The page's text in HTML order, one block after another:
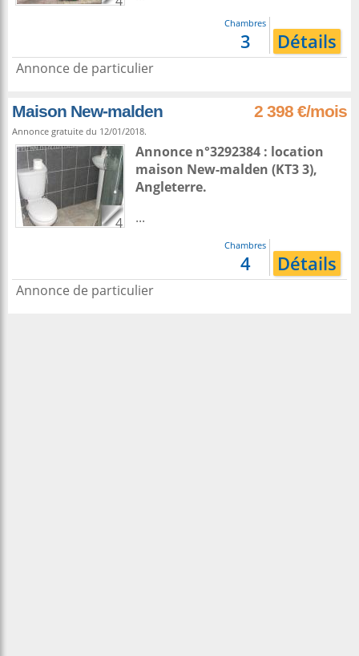
Chambres
3 Détails
Annonce de particulier
Maison New-malden 2 398 €/mois
Annonce gratuite du 12/01/2018.
4
Annonce n°3292384 : location
maison New-malden (KT3 3),
Angleterre.
...
Chambres
4 Détails
Annonce de particulier